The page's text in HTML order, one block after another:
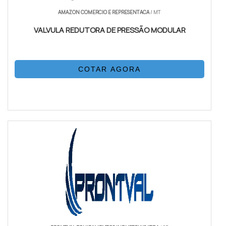
pressão da rua diretamente para você, em vez da
Palavra-chave:Inteligência.
QUAL A TECNOLOGIA CERTA PARA
VOCÊ? O TESTE DEFINITIVO
Mas então, como saber qual das duas comprar? É mais
fácil do que parece. Vá até a torneira do seu quintal ou
jardim (aquela que vem água direto da rua, antes da
caixa d'água) e abra. Observe a força da água.
Se a resposta for "Uau, a água aqui fora é bem forte!":
Parabéns, seu problema é simples. A pressão da sua rua é
AMAZON COMERCIO E REPRESENTACA/ MT
VALVULA REDUTORA DE PRESSÃO MODULAR
COTAR AGORA